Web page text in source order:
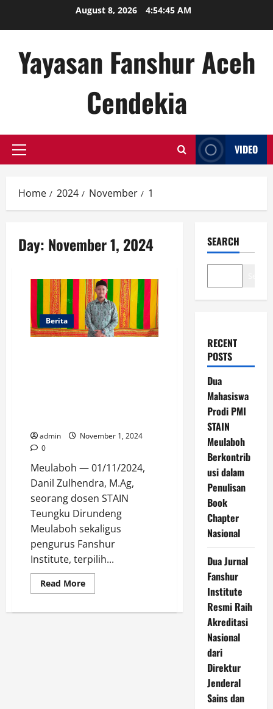
August 8, 2026 4:54:45 AM
Yayasan Fanshur Aceh
Cendekia
Primary
VIDEO
Home 2024 November 1
Day: November 1, 2024
Berita
admin
November 1, 2024
0
Meulaboh — 01/11/2024,
Danil Zulhendra, M.Ag,
seorang dosen STAIN
Teungku Dirundeng
Meulaboh sekaligus
pengurus Fanshur
Institute, terpilih...
Read MoreRead
more
Zulhendra,
SEARCH
RECENT
POSTS
Dua
Mahasiswa
Prodi PMI
STAIN
Meulaboh
Berkontrib
usi dalam
Penulisan
Book
Chapter
Nasional
Dua Jurnal
Fanshur
Institute
Resmi Raih
Akreditasi
Nasional
dari
Direktur
Jenderal
Sains dan